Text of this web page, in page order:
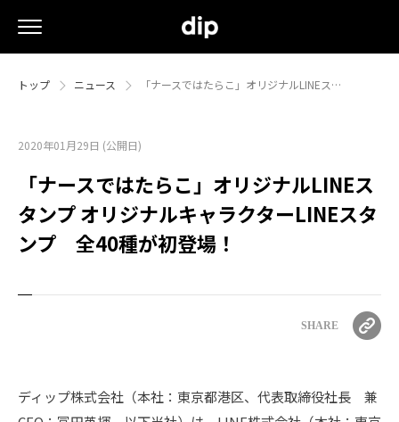
トップ ニュース 「ナースではたらこ」オリジナルLINEス…
2020年01月29日 (公開日)
「ナースではたらこ」オリジナルLINEス
タンプ オリジナルキャラクターLINEスタ
ンプ 全40種が初登場！
SHARE
ディップ株式会社（本社：東京都港区、代表取締役社長 兼